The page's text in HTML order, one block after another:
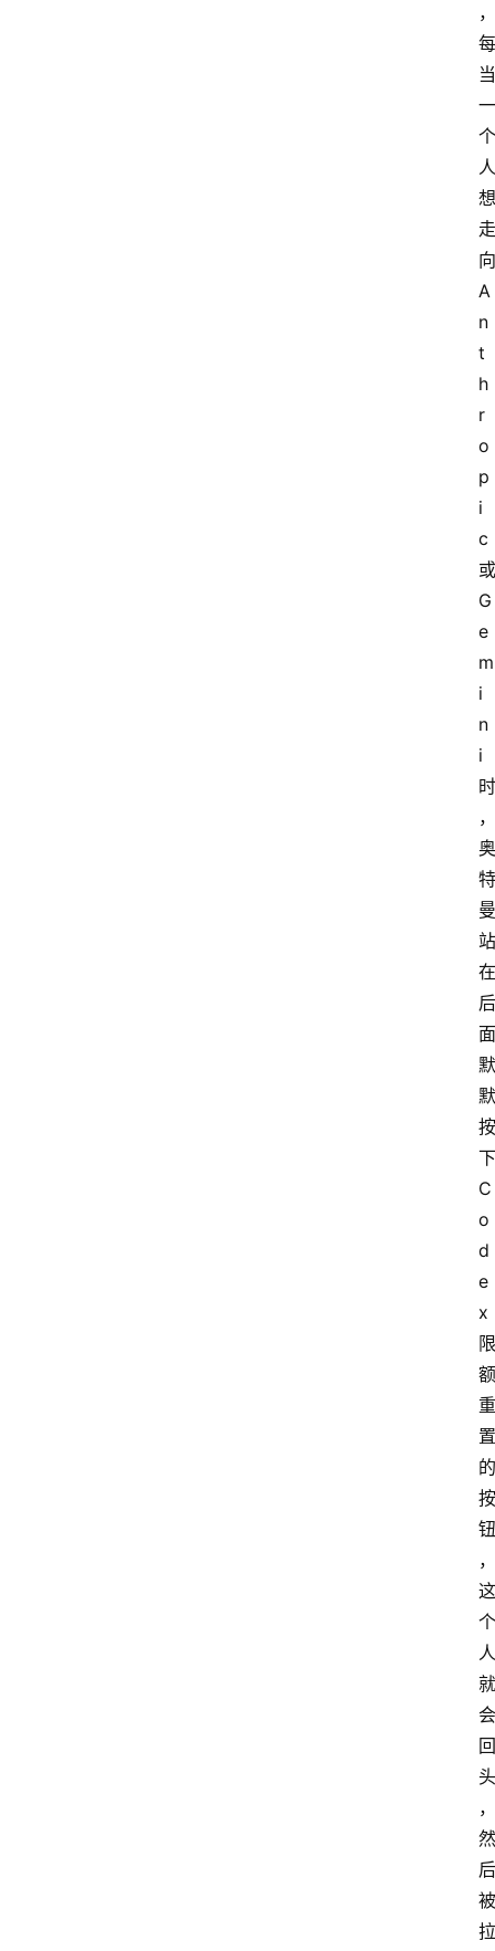
，
每
当
一
个
人
想
走
向
A
n
t
h
r
o
p
i
c
或
G
e
m
i
n
i
时
，
奥
特
曼
站
在
后
面
默
默
按
下
C
o
d
e
x
限
额
重
置
的
按
钮
，
这
个
人
就
会
回
头
，
然
后
被
拉